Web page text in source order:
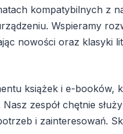
kompatybilnych z
Wspieramy
nowości oraz klasyki
książek i e-booków,
zespół chętnie
i zainteresowań.